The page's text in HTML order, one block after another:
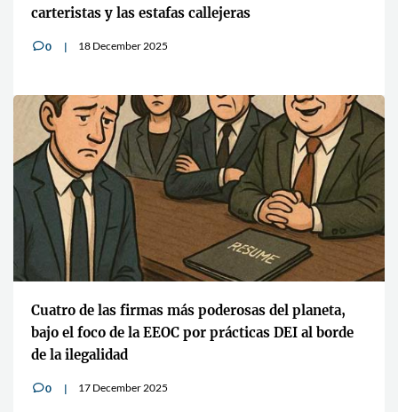
carteristas y las estafas callejeras
v0 18 December 2025
Cuatro de las firmas más poderosas del planeta,
bajo el foco de la EEOC por prácticas DEI al borde
de la ilegalidad
v0 17 December 2025